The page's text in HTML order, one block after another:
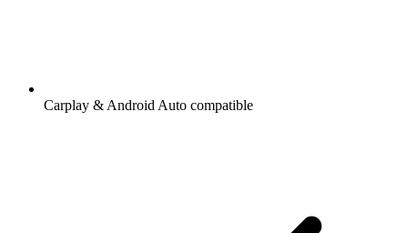
Carplay & Android Auto compatible